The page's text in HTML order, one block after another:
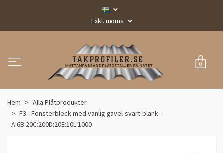
Exkl. moms
0
Hem
Alla Plåtprodukter
F3 - Fönsterbleck med vanlig gavel-svart-blank-
A:6B:20C:200D:20E:10L:1000